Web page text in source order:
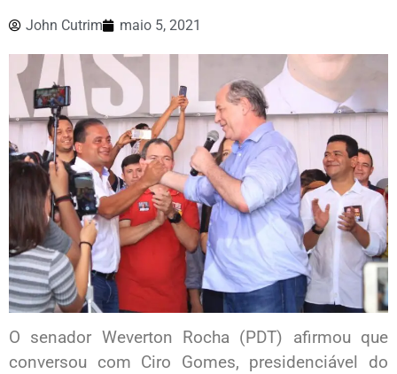
John Cutrim maio 5, 2021
O senador Weverton Rocha (PDT) afirmou que
conversou com Ciro Gomes, presidenciável do